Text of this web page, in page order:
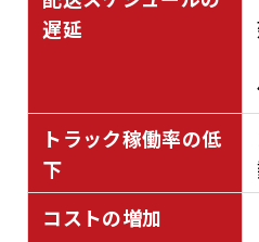
遅延
トラック稼働率の低
下
コストの増加